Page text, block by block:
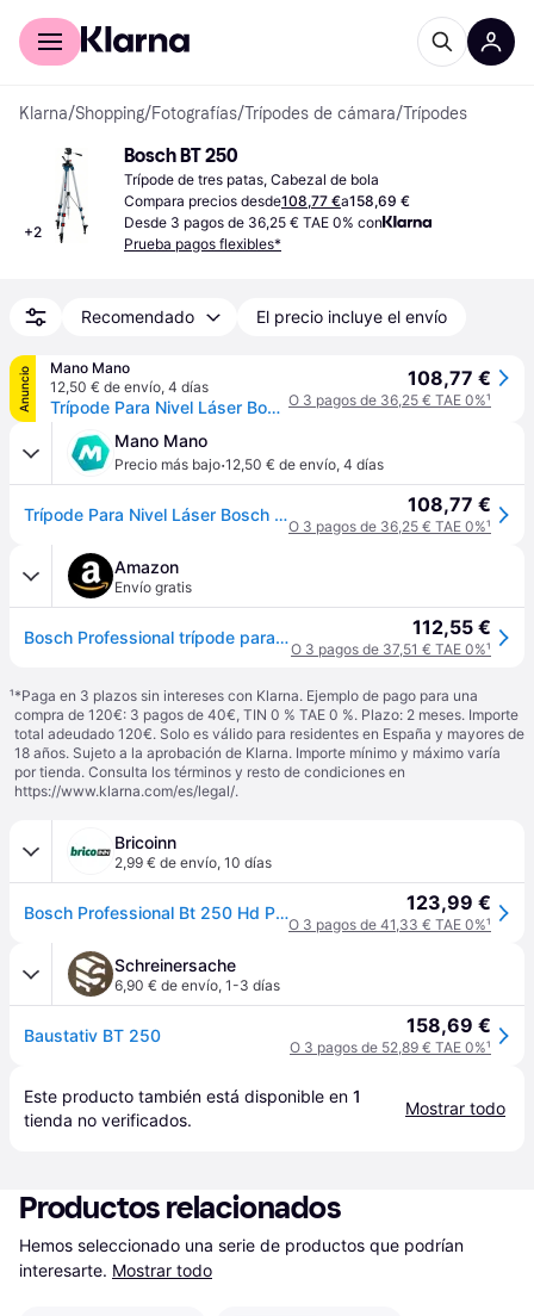
Comprar con Klarna
Klarna/Shopping/Fotografías/Trípodes de cámara/Trípodes
+2
Bosch BT 250
Trípode de tres patas, Cabezal de bola
Compara precios desde108,77 €a158,69 €
Desde 3 pagos de 36,25 € TAE 0% con
Prueba pagos flexibles*
Recomendado El precio incluye el envío
Anuncio
Mano Mano
12,50 € de envío, 4 días
Trípode Para Nivel Láser Bosch Professional Bt 250
108,77 €
O 3 pagos de 36,25 € TAE 0%¹
Mano Mano
Precio más bajo·12,50 € de envío, 4 días
Trípode Para Nivel Láser Bosch Professional Bt 250 108,77 €
O 3 pagos de 36,25 € TAE 0%¹
Amazon
Envío gratis
Bosch Professional trípode para láseres y niveles BT 250 (altura: 97,5–250 cm, rosca: 1/4") 112,55 €
O 3 pagos de 37,51 € TAE 0%¹
¹*Paga en 3 plazos sin intereses con Klarna. Ejemplo de pago para una
compra de 120€: 3 pagos de 40€, TIN 0 % TAE 0 %. Plazo: 2 meses. Importe
total adeudado 120€. Solo es válido para residentes en España y mayores de
18 años. Sujeto a la aprobación de Klarna. Importe mínimo y máximo varía
por tienda. Consulta los términos y resto de condiciones en
https://www.klarna.com/es/legal/.
Bricoinn
2,99 € de envío, 10 días
Bosch Professional Bt 250 Hd Professional Laser Tripod Plateado 123,99 €
O 3 pagos de 41,33 € TAE 0%¹
Schreinersache
6,90 € de envío, 1-3 días
Baustativ BT 250 158,69 €
O 3 pagos de 52,89 € TAE 0%¹
Este producto también está disponible en 1
tienda no verificados.
Mostrar todo
Productos relacionados
Hemos seleccionado una serie de productos que podrían
interesarte. Mostrar todo